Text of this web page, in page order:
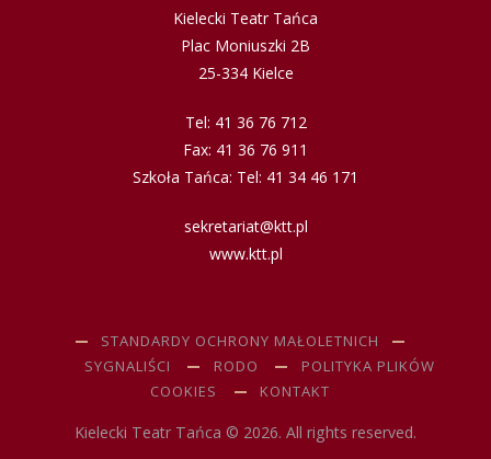
Kielecki Teatr Tańca
Plac Moniuszki 2B
25-334 Kielce
Tel: 41 36 76 712
Fax: 41 36 76 911
Szkoła Tańca: Tel: 41 34 46 171
sekretariat@ktt.pl
www.ktt.pl
STANDARDY OCHRONY MAŁOLETNICH
SYGNALIŚCI
RODO
POLITYKA PLIKÓW
COOKIES
KONTAKT
Kielecki Teatr Tańca © 2026. All rights reserved.